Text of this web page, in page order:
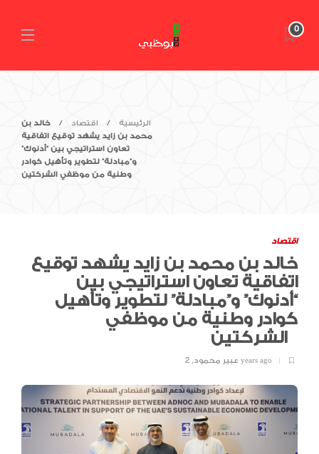
0
الرئيسية اقتصاد
خالد بن
محمد بن زايد يشهد توقيع اتفاقية
تعاون استراتيجي بين “أدنوك”
و”مبادلة” لتطوير وتأهيل كوادر
وطنية من موظفي الشركتين
اقتصاد
خالد بن محمد بن زايد يشهد توقيع
اتفاقية تعاون استراتيجي بين
“أدنوك” و”مبادلة” لتطوير وتأهيل
كوادر وطنية من موظفي
عبير محمود, 2 years ago